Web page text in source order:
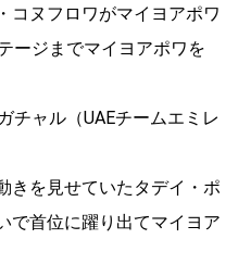
コヌフロワがマイヨアポワ
ージまでマイヨアポワを
ャル（UAEチームエミレ
きを見せていたタデイ・ポ
で首位に躍り出てマイヨア